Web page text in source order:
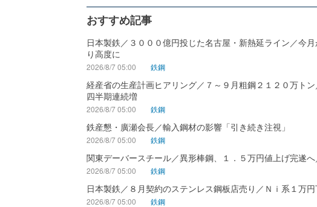
おすすめ記事
日本製鉄／３０００億円投じた名古屋・新熱延ライン／今
り高度に
2026/8/7 05:00 鉄鋼
経産省の生産計画ヒアリング／７～９月粗鋼２１２０万ト
四半期連続増
2026/8/7 05:00 鉄鋼
鉄産懇・廣瀬会長／輸入鋼材の影響「引き続き注視」
2026/8/7 05:00 鉄鋼
関東デーバースチール／異形棒鋼、１．５万円値上げ完遂
2026/8/7 05:00 鉄鋼
日本製鉄／８月契約のステンレス鋼板店売り／Ｎｉ系１万
2026/8/7 05:00 鉄鋼